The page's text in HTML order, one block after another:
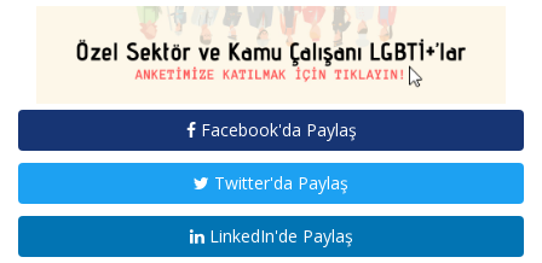
Facebook'da Paylaş
Twitter'da Paylaş
LinkedIn'de Paylaş